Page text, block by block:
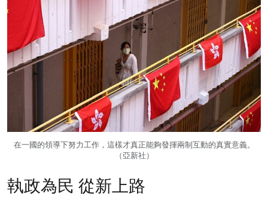
在一國的領導下努力工作，這樣才真正能夠發揮兩制互動的真實意義。
（亞新社）
執政為民 從新上路